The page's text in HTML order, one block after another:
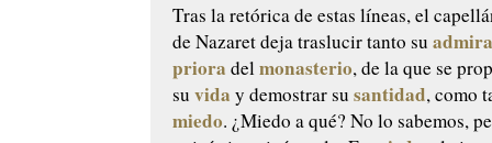
Tras la retórica de estas líneas, el
de Nazaret deja traslucir tanto su
priora delmonasterio, de la que se
suvida y demostrar susantidad, como
miedo. ¿Miedo a qué? No lo sabemos,